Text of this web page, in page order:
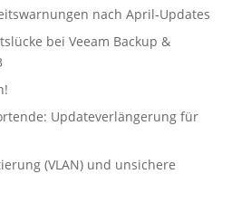
nach April‑Updates
bei Veeam Backup &
Updateverlängerung für
(VLAN) und unsichere